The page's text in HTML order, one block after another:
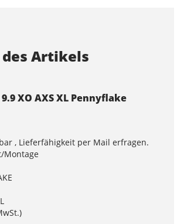
Artikels
XO AXS XL Pennyflake
, Lieferfähigkeit per Mail erfragen.
Montage